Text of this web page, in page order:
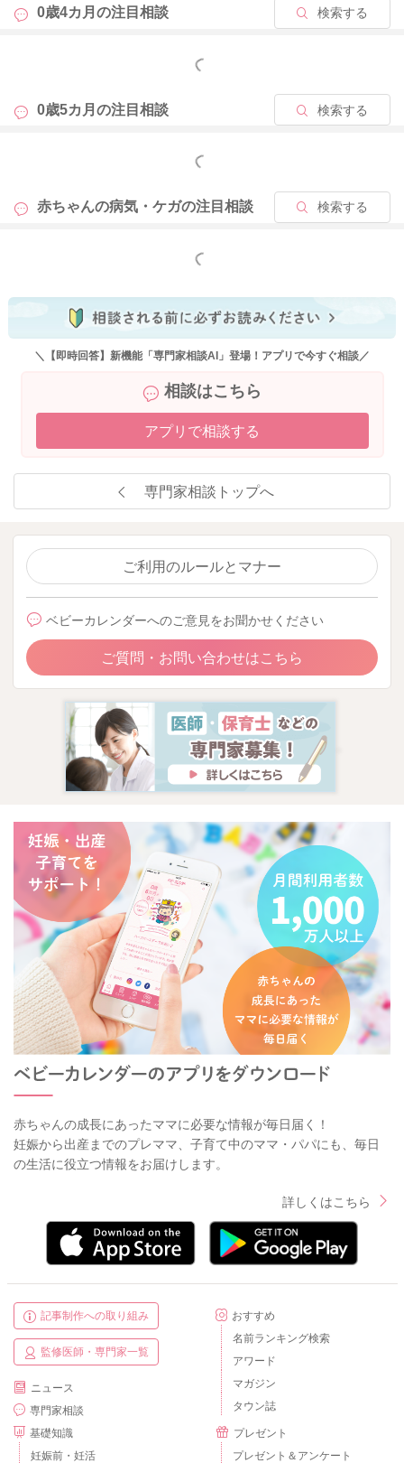
0歳4カ月の注目相談 検索する
もっと見る
0歳5カ月の注目相談 検索する
もっと見る
赤ちゃんの病気・ケガの注目相談 検索する
もっと見る
＼【即時回答】新機能「専門家相談AI」登場！アプリで今すぐ相談／
相談はこちら
アプリで相談する
専門家相談トップへ
ご利用のルールとマナー
ベビーカレンダーへのご意見をお聞かせください
ご質問・お問い合わせはこちら
赤ちゃんの成長にあったママに必要な情報が毎日届く！
妊娠から出産までのプレママ、子育て中のママ・パパにも、毎日
の生活に役立つ情報をお届けします。
詳しくはこちら
記事制作への取り組み
監修医師・専門家一覧
ニュース
専門家相談
基礎知識
妊娠前・妊活
おすすめ
名前ランキング検索
アワード
マガジン
タウン誌
プレゼント
プレゼント＆アンケート